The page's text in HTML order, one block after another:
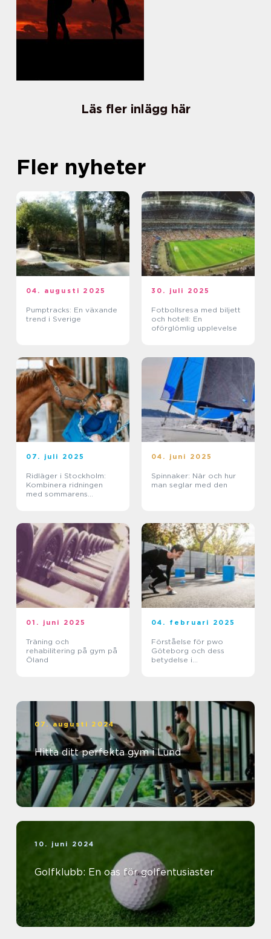
Läs fler inlägg här
Fler nyheter
04. augusti 2025
Pumptracks: En växande
trend i Sverige
30. juli 2025
Fotbollsresa med biljett
och hotell: En
oförglömlig upplevelse
07. juli 2025
Ridläger i Stockholm:
Kombinera ridningen
med sommarens
04. juni 2025
Spinnaker: När och hur
man seglar med den
01. juni 2025
Träning och
rehabilitering på gym på
Öland
04. februari 2025
Förståelse för pwo
Göteborg och dess
betydelse i
07. augusti 2024
Hitta ditt perfekta gym i Lund
10. juni 2024
Golfklubb: En oas för golfentusiaster